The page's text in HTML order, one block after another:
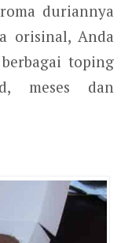
duriannya
orisinal, Anda
toping
meses dan